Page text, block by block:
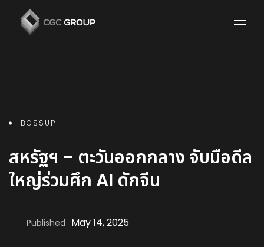
BOSSUP
สหรัฐฯ - ตะวันออกกลาง จับมือดีล
ใหญ่ร่วมศึก AI ดักจีน
Published May 14, 2025